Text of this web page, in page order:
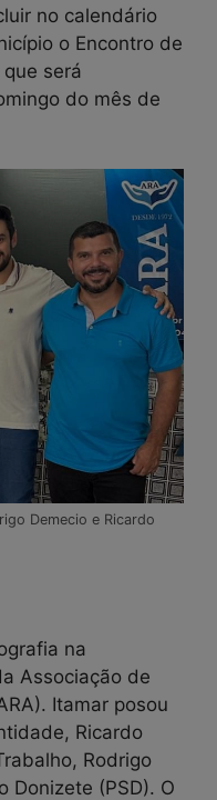
no calendário
o Encontro de
será
do mês de
Demecio e Ricardo
na
Associação de
Itamar posou
Ricardo
Rodrigo
Donizete (PSD). O